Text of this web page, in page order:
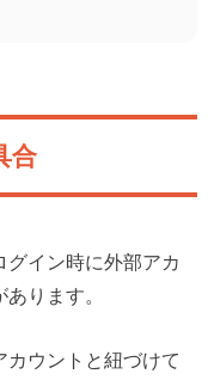
合
イン時に外部アカ
ります。
ウントと紐づけて